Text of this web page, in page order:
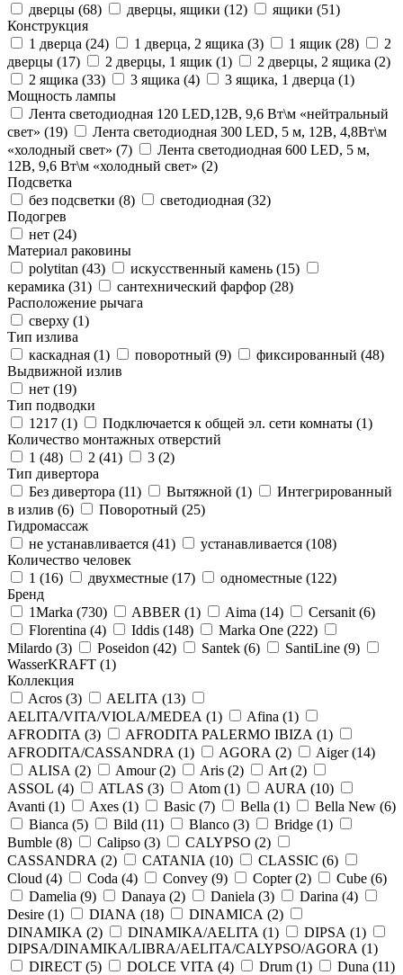
дверцы (68) дверцы, ящики (12) ящики (51)
Конструкция
1 дверца (24) 1 дверца, 2 ящика (3) 1 ящик (28)
2
дверцы (17) 2 дверцы, 1 ящик (1) 2 дверцы, 2 ящика (2)
2 ящика (33) 3 ящика (4) 3 ящика, 1 дверца (1)
Мощность лампы
Лента светодиодная 120 LED,12В, 9,6 Вт\м «нейтральный
свет» (19)
Лента светодиодная 300 LED, 5 м, 12В, 4,8Вт\м
«холодный свет» (7)
Лента светодиодная 600 LED, 5 м,
12В, 9,6 Вт\м «холодный свет» (2)
Подсветка
без подсветки (8) светодиодная (32)
Подогрев
нет (24)
Материал раковины
polytitan (43) искусственный камень (15)
керамика (31) сантехнический фарфор (28)
Расположение рычага
сверху (1)
Тип излива
каскадная (1) поворотный (9) фиксированный (48)
Выдвижной излив
нет (19)
Тип подводки
1217 (1) Подключается к общей эл. сети комнаты (1)
Количество монтажных отверстий
1 (48) 2 (41) 3 (2)
Тип дивертора
Без дивертора (11) Вытяжной (1)
Интегрированный
в излив (6) Поворотный (25)
Гидромассаж
не устанавливается (41) устанавливается (108)
Количество человек
1 (16) двухместные (17) одноместные (122)
Бренд
1Marka (730) ABBER (1) Aima (14) Cersanit (6)
Florentina (4) Iddis (148) Marka One (222)
Milardo (3) Poseidon (42) Santek (6) SantiLine (9)
WasserKRAFT (1)
Коллекция
Acros (3) AELITA (13)
AELITA/VITA/VIOLA/MEDEA (1) Afina (1)
AFRODITA (3) AFRODITA PALERMO IBIZA (1)
AFRODITA/CASSANDRA (1) AGORA (2) Aiger (14)
ALISA (2) Amour (2) Aris (2) Art (2)
ASSOL (4) ATLAS (3) Atom (1) AURA (10)
Avanti (1) Axes (1) Basic (7) Bella (1) Bella New (6)
Bianca (5) Bild (11) Blanco (3) Bridge (1)
Bumble (8) Calipso (3) CALYPSO (2)
CASSANDRA (2) CATANIA (10) CLASSIC (6)
Cloud (4) Coda (4) Convey (9) Copter (2) Cube (6)
Damelia (9) Danaya (2) Daniela (3) Darina (4)
Desire (1) DIANA (18) DINAMICA (2)
DINAMIKA (2) DINAMIKA/AELITA (1) DIPSA (1)
DIPSA/DINAMIKA/LIBRA/AELITA/CALYPSO/AGORA (1)
DIRECT (5) DOLCE VITA (4) Drum (1) Duna (11)